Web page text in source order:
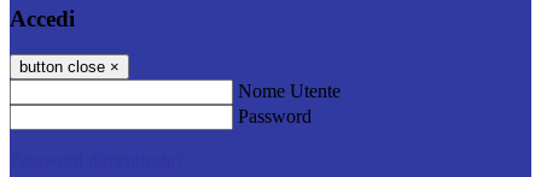
Accedi
button close ×
Nome Utente
Password